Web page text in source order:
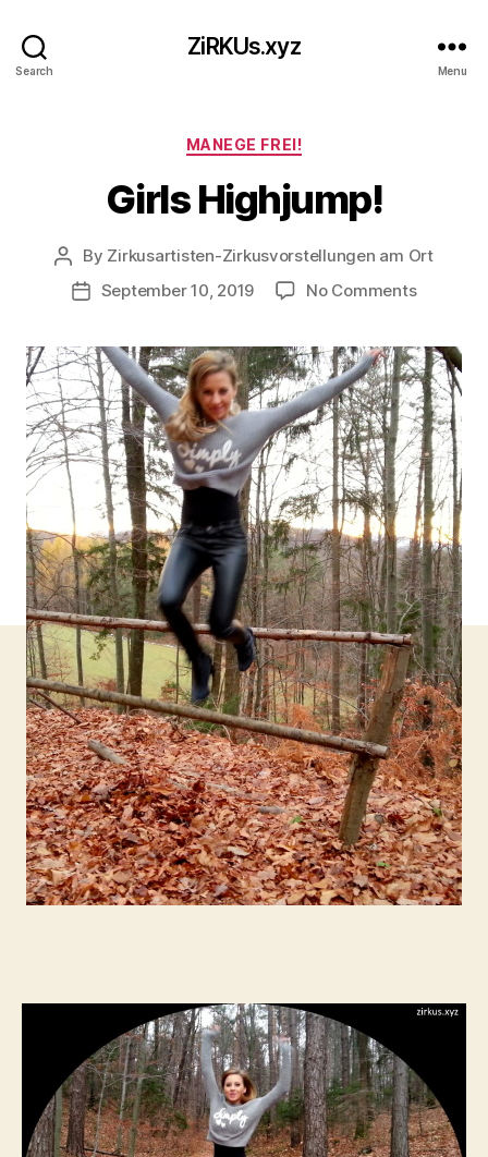
Search
ZiRKUs.xyz
Menu
Categories
MANEGE FREI!
Girls Highjump!
Post
author
By Zirkusartisten-Zirkusvorstellungen am Ort
PostSeptember 10, 2019 No Commentson